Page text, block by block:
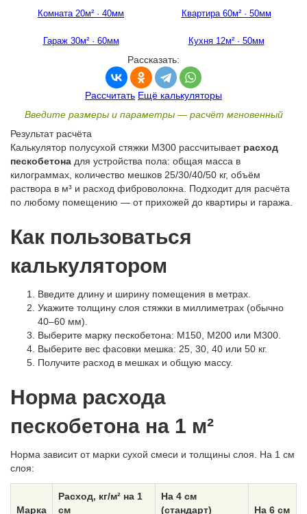
Комната 20м² · 40мм Квартира 60м² · 50мм
Гараж 30м² · 60мм Кухня 12м² · 50мм
Рассказать:
Рассчитать Ещё калькуляторы
Введите размеры и параметры — расчёт мгновенный
Результат расчёта
Калькулятор полусухой стяжки М300 рассчитывает расход
пескобетона для устройства пола: общая масса в
килограммах, количество мешков 25/30/40/50 кг, объём
раствора в м³ и расход фиброволокна. Подходит для расчёта
по любому помещению — от прихожей до квартиры и гаража.
Как пользоваться
калькулятором
Введите длину и ширину помещения в метрах.
Укажите толщину слоя стяжки в миллиметрах (обычно
40–60 мм).
Выберите марку пескобетона: М150, М200 или М300.
Выберите вес фасовки мешка: 25, 30, 40 или 50 кг.
Получите расход в мешках и общую массу.
Норма расхода
пескобетона на 1 м²
Норма зависит от марки сухой смеси и толщины слоя. На 1 см
слоя:
Марка
Расход, кг/м² на 1
см
На 4 см
(стандарт)
На 6 см